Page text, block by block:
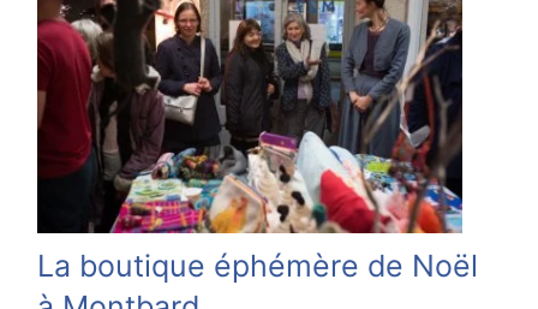
La boutique éphémère de Noël